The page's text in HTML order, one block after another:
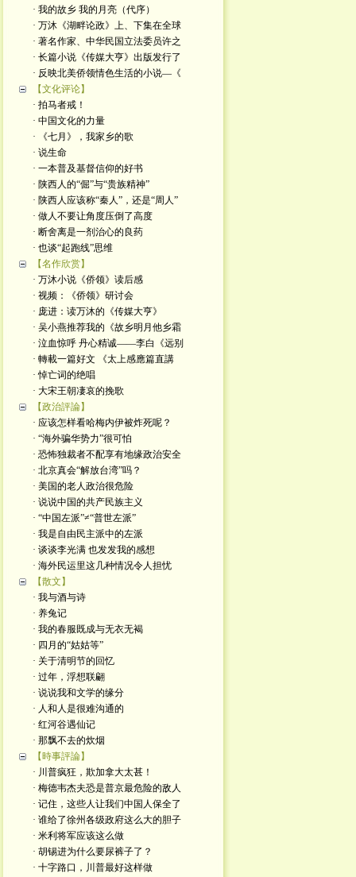
· 我的故乡 我的月亮（代序）
· 万沐《湖畔论政》上、下集在全球
· 著名作家、中华民国立法委员许之
· 长篇小说《传媒大亨》出版发行了
· 反映北美侨领情色生活的小说—《
【文化评论】
· 拍马者戒！
· 中国文化的力量
· 《七月》，我家乡的歌
· 说生命
· 一本普及基督信仰的好书
· 陕西人的“倔”与“贵族精神”
· 陕西人应该称“秦人”，还是“周人”
· 做人不要让角度压倒了高度
· 断舍离是一剂治心的良药
· 也谈“起跑线”思维
【名作欣赏】
· 万沐小说《侨领》读后感
· 视频：《侨领》研讨会
· 庞进：读万沐的《传媒大亨》
· 吴小燕推荐我的《故乡明月他乡霜
· 泣血惊呼 丹心精诚——李白《远别
· 轉載一篇好文 《太上感應篇直講
· 悼亡词的绝唱
· 大宋王朝凄哀的挽歌
【政治評論】
· 应该怎样看哈梅内伊被炸死呢？
· “海外骗华势力”很可怕
· 恐怖独裁者不配享有地缘政治安全
· 北京真会“解放台湾”吗？
· 美国的老人政治很危险
· 说说中国的共产民族主义
· “中国左派”≠“普世左派”
· 我是自由民主派中的左派
· 谈谈李光满 也发发我的感想
· 海外民运里这几种情况令人担忧
【散文】
· 我与酒与诗
· 养兔记
· 我的春服既成与无衣无褐
· 四月的“姑姑等”
· 关于清明节的回忆
· 过年，浮想联翩
· 说说我和文学的缘分
· 人和人是很难沟通的
· 红河谷遇仙记
· 那飘不去的炊烟
【時事評論】
· 川普疯狂，欺加拿大太甚！
· 梅德韦杰夫恐是普京最危险的敌人
· 记住，这些人让我们中国人保全了
· 谁给了徐州各级政府这么大的胆子
· 米利将军应该这么做
· 胡锡进为什么要尿裤子了？
· 十字路口，川普最好这样做